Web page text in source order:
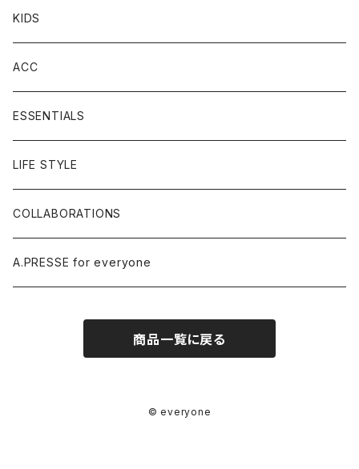
KIDS
ACC
ESSENTIALS
LIFE STYLE
COLLABORATIONS
A.PRESSE for everyone
商品一覧に戻る
© everyone